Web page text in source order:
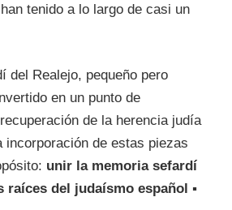
tenido a lo largo de casi un
del Realejo, pequeño pero
en un punto de
de la herencia judía
incorporación de estas piezas
unir la memoria sefardí
raíces del judaísmo español ▪